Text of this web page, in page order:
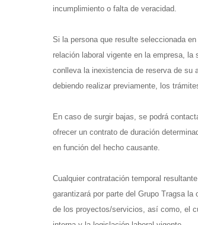
incumplimiento o falta de veracidad.
Si la persona que resulte seleccionada
relación laboral vigente en la empresa, la
conlleva la inexistencia de reserva de su
debiendo realizar previamente, los
En caso de surgir bajas, se podrá
ofrecer un contrato de duración
en función del hecho causante.
Cualquier contratación temporal
garantizará por parte del Grupo Tragsa
de los proyectos/servicios, así como, el